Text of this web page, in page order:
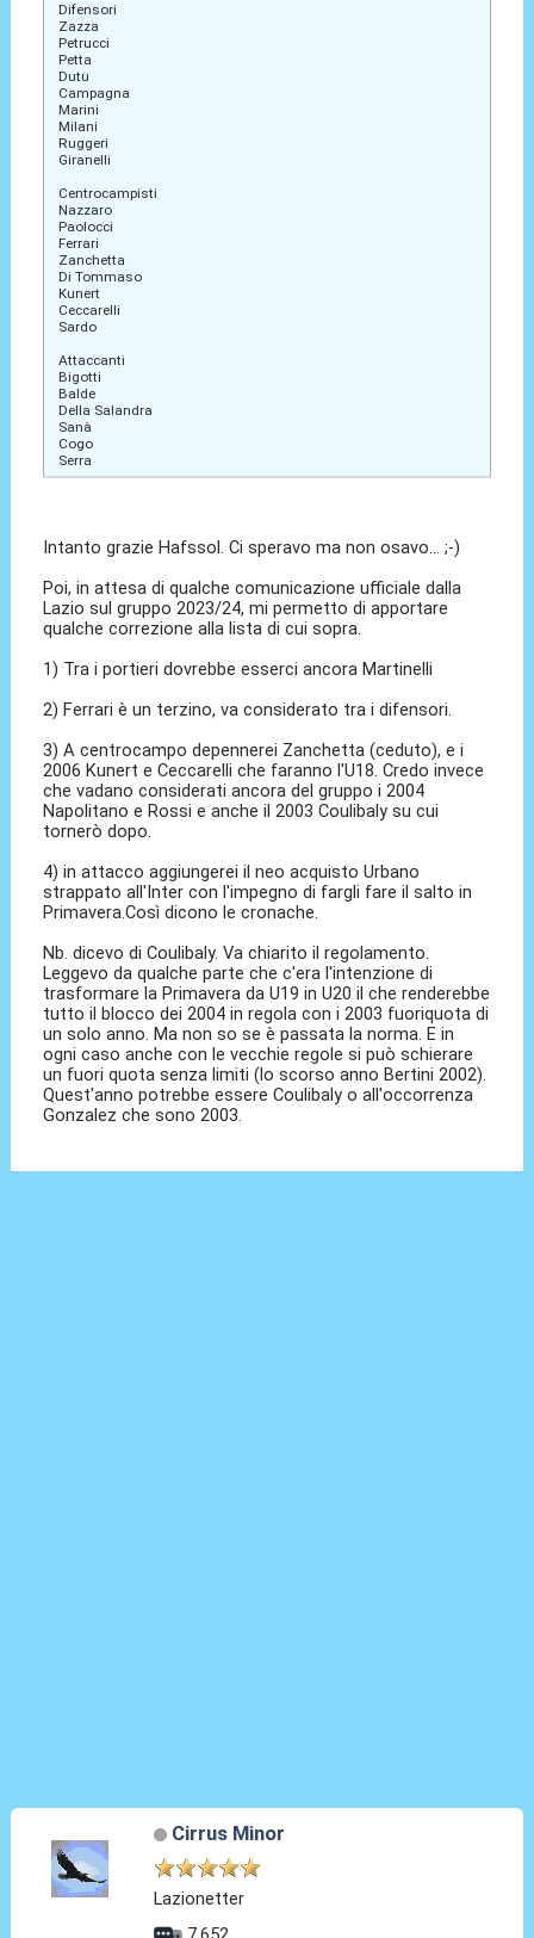
Difensori
Zazza
Petrucci
Petta
Dutu
Campagna
Marini
Milani
Ruggeri
Giranelli
Centrocampisti
Nazzaro
Paolocci
Ferrari
Zanchetta
Di Tommaso
Kunert
Ceccarelli
Sardo
Attaccanti
Bigotti
Balde
Della Salandra
Sanà
Cogo
Serra
Intanto grazie Hafssol. Ci speravo ma non osavo... ;-)
Poi, in attesa di qualche comunicazione ufficiale dalla
Lazio sul gruppo 2023/24, mi permetto di apportare
qualche correzione alla lista di cui sopra.
1) Tra i portieri dovrebbe esserci ancora Martinelli
2) Ferrari è un terzino, va considerato tra i difensori.
3) A centrocampo depennerei Zanchetta (ceduto), e i
2006 Kunert e Ceccarelli che faranno l'U18. Credo invece
che vadano considerati ancora del gruppo i 2004
Napolitano e Rossi e anche il 2003 Coulibaly su cui
tornerò dopo.
4) in attacco aggiungerei il neo acquisto Urbano
strappato all'Inter con l'impegno di fargli fare il salto in
Primavera.Così dicono le cronache.
Nb. dicevo di Coulibaly. Va chiarito il regolamento.
Leggevo da qualche parte che c'era l'intenzione di
trasformare la Primavera da U19 in U20 il che renderebbe
tutto il blocco dei 2004 in regola con i 2003 fuoriquota di
un solo anno. Ma non so se è passata la norma. E in
ogni caso anche con le vecchie regole si può schierare
un fuori quota senza limiti (lo scorso anno Bertini 2002).
Quest'anno potrebbe essere Coulibaly o all'occorrenza
Gonzalez che sono 2003.
Cirrus Minor
Lazionetter